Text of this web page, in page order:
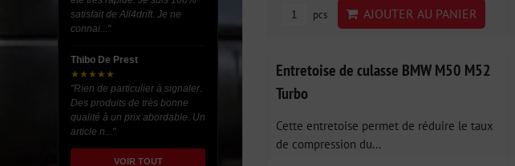
pcs AJOUTER AU PANIER
Entretoise de culasse BMW M50 M52
Turbo
Cette entretoise permet de réduire le taux
de compression du...
satisfait de All4drift. Je ne
connai..."
Thibo De Prest
★★★★★
"Rien de particulier à signaler.
Des produits de très bonne
qualité à un prix abordable. Un
article n..."
VOIR TOUT